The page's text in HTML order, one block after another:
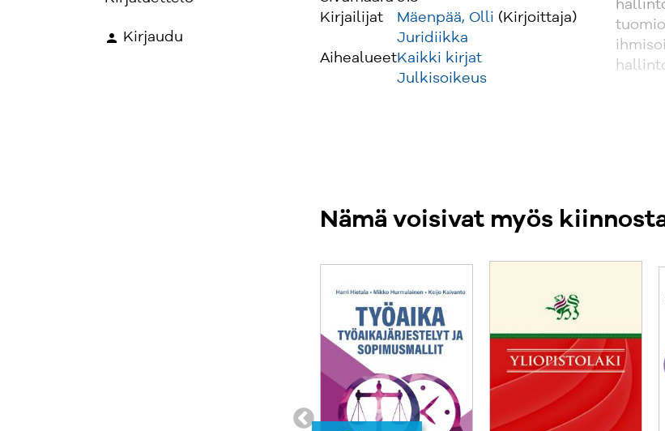
Kirjaudu
Kirjailijat
Mäenpää, Olli (Kirjoittaja)
Aihealueet
Juridiikka
Kaikki kirjat
Julkisoikeus
Nämä voisivat myös